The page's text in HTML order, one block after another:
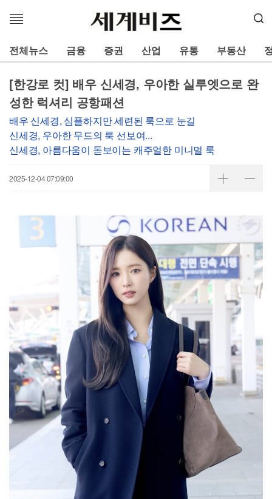
메
열
기
전체뉴스 금융 증권 산업 유통 부동산
[한강로 컷] 배우 신세경, 우아한 실루엣으로 완
성한 럭셔리 공항패션
배우 신세경, 심플하지만 세련된 룩으로 눈길
신세경, 우아한 무드의 룩 선보여...
신세경, 아름다움이 돋보이는 캐주얼한 미니멀 룩
2025-12-04 07:09:00